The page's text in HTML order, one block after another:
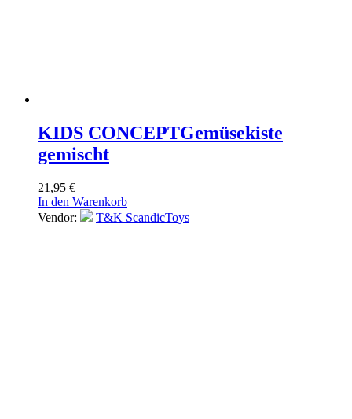
KIDS CONCEPTGemüsekiste
gemischt
21,95 €
In den Warenkorb
Vendor:
T&K ScandicToys